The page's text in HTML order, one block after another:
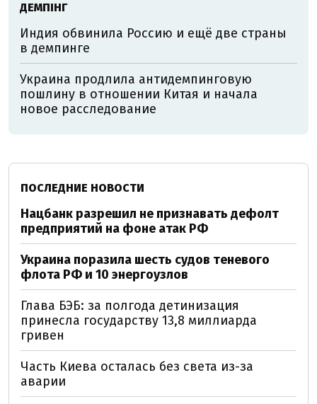
ДЕМПІНГ
Индия обвинила Россию и ещё две страны
в демпинге
Украина продлила антидемпинговую
пошлину в отношении Китая и начала
новое расследование
ПОСЛЕДНИЕ НОВОСТИ
Нацбанк разрешил не признавать дефолт
предприятий на фоне атак РФ
Украина поразила шесть судов теневого
флота РФ и 10 энергоузлов
Глава БЭБ: за полгода детинизация
принесла государству 13,8 миллиарда
гривен
Часть Киева осталась без света из-за
аварии